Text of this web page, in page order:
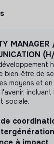
d'impact
MANAGER
bien-être de
moyens et
incluant
sociale.